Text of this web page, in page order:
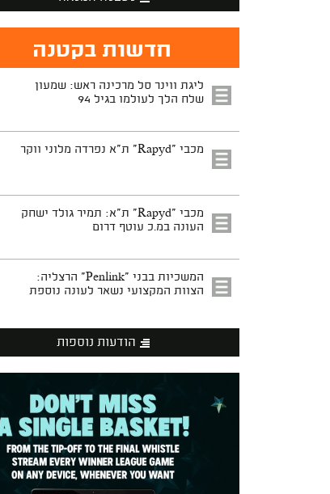
חדשות בקטנה
ליגת ווינר סל מרכינה ראש: שמעון
שלח הלך לעולמו בגיל 94
מכבי "Rapyd" ת"א נפרדה מלוני ווקר
מכבי "Rapyd" ת"א: תמיר גולד ישחק
העונה במ.כ עוטף דרום
המשכיות בבני "Penlink" הרצליה:
הצוות המקצועי נשאר לעונה נוספת
הודעות נוספות